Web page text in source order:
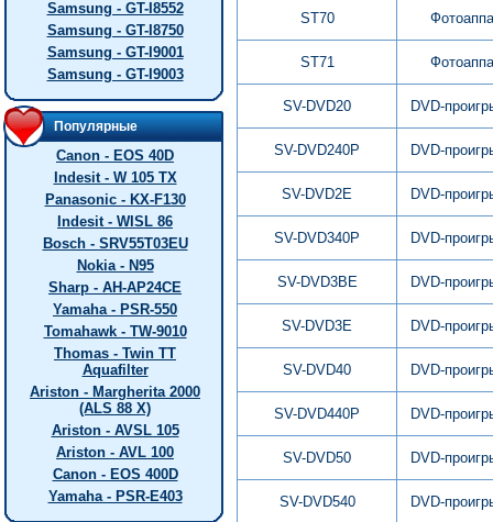
Samsung - GT-I8552
Samsung - GT-I8750
Samsung - GT-I9001
Samsung - GT-I9003
Популярные
Canon - EOS 40D
Indesit - W 105 TX
Panasonic - KX-F130
Indesit - WISL 86
Bosch - SRV55T03EU
Nokia - N95
Sharp - AH-AP24CE
Yamaha - PSR-550
Tomahawk - TW-9010
Thomas - Twin TT
Aquafilter
Ariston - Margherita 2000
(ALS 88 X)
Ariston - AVSL 105
Ariston - AVL 100
Canon - EOS 400D
Yamaha - PSR-E403
ST70
ST71
SV-DVD20 DVD-
SV-DVD240P DVD-
SV-DVD2E DVD-
SV-DVD340P DVD-
SV-DVD3BE DVD-
SV-DVD3E DVD-
SV-DVD40 DVD-
SV-DVD440P DVD-
SV-DVD50 DVD-
SV-DVD540 DVD-